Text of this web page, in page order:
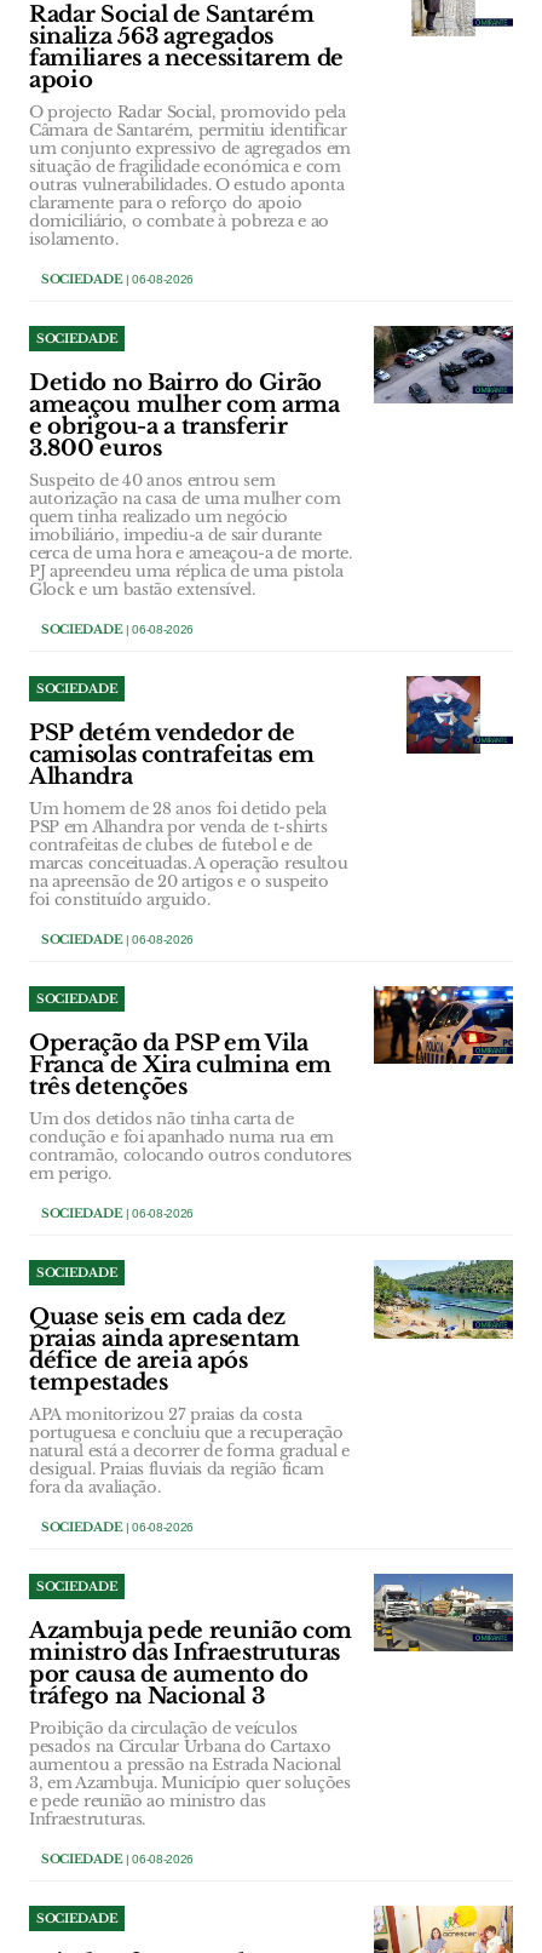
Radar Social de Santarém
sinaliza 563 agregados
familiares a necessitarem de
apoio
O projecto Radar Social, promovido pela
Câmara de Santarém, permitiu identificar
um conjunto expressivo de agregados em
situação de fragilidade económica e com
outras vulnerabilidades. O estudo aponta
claramente para o reforço do apoio
domiciliário, o combate à pobreza e ao
isolamento.
SOCIEDADE| 06-08-2026
SOCIEDADE
Detido no Bairro do Girão
ameaçou mulher com arma
e obrigou-a a transferir
3.800 euros
Suspeito de 40 anos entrou sem
autorização na casa de uma mulher com
quem tinha realizado um negócio
imobiliário, impediu-a de sair durante
cerca de uma hora e ameaçou-a de morte.
PJ apreendeu uma réplica de uma pistola
Glock e um bastão extensível.
SOCIEDADE| 06-08-2026
SOCIEDADE
PSP detém vendedor de
camisolas contrafeitas em
Alhandra
Um homem de 28 anos foi detido pela
PSP em Alhandra por venda de t-shirts
contrafeitas de clubes de futebol e de
marcas conceituadas. A operação resultou
na apreensão de 20 artigos e o suspeito
foi constituído arguido.
SOCIEDADE| 06-08-2026
SOCIEDADE
Operação da PSP em Vila
Franca de Xira culmina em
três detenções
Um dos detidos não tinha carta de
condução e foi apanhado numa rua em
contramão, colocando outros condutores
em perigo.
SOCIEDADE| 06-08-2026
SOCIEDADE
Quase seis em cada dez
praias ainda apresentam
défice de areia após
tempestades
APA monitorizou 27 praias da costa
portuguesa e concluiu que a recuperação
natural está a decorrer de forma gradual e
desigual. Praias fluviais da região ficam
fora da avaliação.
SOCIEDADE| 06-08-2026
SOCIEDADE
Azambuja pede reunião com
ministro das Infraestruturas
por causa de aumento do
tráfego na Nacional 3
Proibição da circulação de veículos
pesados na Circular Urbana do Cartaxo
aumentou a pressão na Estrada Nacional
3, em Azambuja. Município quer soluções
e pede reunião ao ministro das
Infraestruturas.
SOCIEDADE| 06-08-2026
SOCIEDADE